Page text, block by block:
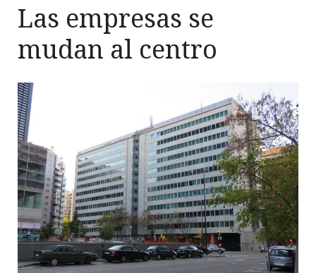
Las empresas se
mudan al centro